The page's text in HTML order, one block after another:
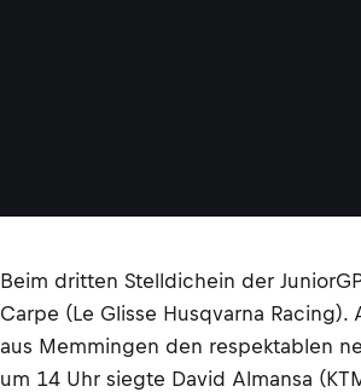
Beim dritten Stelldichein der
Carpe (Le Glisse Husqvarna
aus Memmingen den respektablen
um 14 Uhr siegte David Almansa